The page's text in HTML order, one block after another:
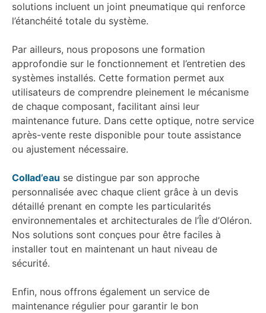
solutions incluent un joint pneumatique qui renforce
l’étanchéité totale du système.
Par ailleurs, nous proposons une formation
approfondie sur le fonctionnement et l’entretien des
systèmes installés. Cette formation permet aux
utilisateurs de comprendre pleinement le mécanisme
de chaque composant, facilitant ainsi leur
maintenance future. Dans cette optique, notre service
après-vente reste disponible pour toute assistance
ou ajustement nécessaire.
Collad’eau se distingue par son approche
personnalisée avec chaque client grâce à un devis
détaillé prenant en compte les particularités
environnementales et architecturales de l’Île d’Oléron.
Nos solutions sont conçues pour être faciles à
installer tout en maintenant un haut niveau de
sécurité.
Enfin, nous offrons également un service de
maintenance régulier pour garantir le bon